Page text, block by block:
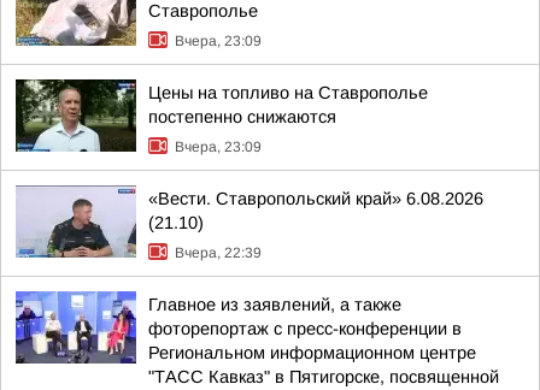
Ставрополье
Вчера, 23:09
Цены на топливо на Ставрополье
постепенно снижаются
Вчера, 23:09
«Вести. Ставропольский край» 6.08.2026
(21.10)
Вчера, 22:39
Главное из заявлений, а также
фоторепортаж с пресс-конференции в
Региональном информационном центре
"ТАСС Кавказ" в Пятигорске, посвященной